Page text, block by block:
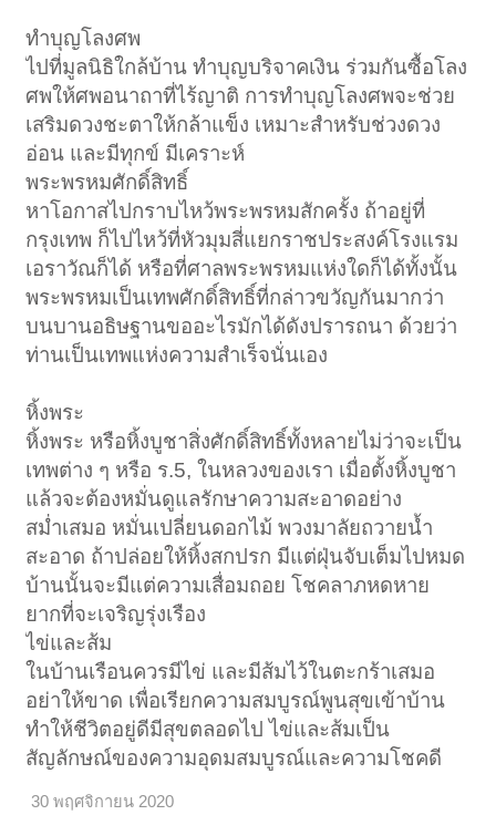
ทำบุญโลงศพ
ไปที่มูลนิธิใกล้บ้าน ทำบุญบริจาคเงิน ร่วมกันซื้อโลง
ศพให้ศพอนาถาที่ไร้ญาติ การทำบุญโลงศพจะช่วย
เสริมดวงชะตาให้กล้าแข็ง เหมาะสำหรับช่วงดวง
อ่อน และมีทุกข์ มีเคราะห์
พระพรหมศักดิ์สิทธิ์
หาโอกาสไปกราบไหว้พระพรหมสักครั้ง ถ้าอยู่ที่
กรุงเทพ ก็ไปไหว้ที่หัวมุมสี่แยกราชประสงค์โรงแรม
เอราวัณก็ได้ หรือที่ศาลพระพรหมแห่งใดก็ได้ทั้งนั้น
พระพรหมเป็นเทพศักดิ์สิทธิ์ที่กล่าวขวัญกันมากว่า
บนบานอธิษฐานขออะไรมักได้ดังปรารถนา ด้วยว่า
ท่านเป็นเทพแห่งความสำเร็จนั่นเอง
หิ้งพระ
หิ้งพระ หรือหิ้งบูชาสิ่งศักดิ์สิทธิ์ทั้งหลายไม่ว่าจะเป็น
เทพต่าง ๆ หรือ ร.5, ในหลวงของเรา เมื่อตั้งหิ้งบูชา
แล้วจะต้องหมั่นดูแลรักษาความสะอาดอย่าง
สม่ำเสมอ หมั่นเปลี่ยนดอกไม้ พวงมาลัยถวายน้ำ
สะอาด ถ้าปล่อยให้หิ้งสกปรก มีแต่ฝุ่นจับเต็มไปหมด
บ้านนั้นจะมีแต่ความเสื่อมถอย โชคลาภหดหาย
ยากที่จะเจริญรุ่งเรือง
ไข่และส้ม
ในบ้านเรือนควรมีไข่ และมีส้มไว้ในตะกร้าเสมอ
อย่าให้ขาด เพื่อเรียกความสมบูรณ์พูนสุขเข้าบ้าน
ทำให้ชีวิตอยู่ดีมีสุขตลอดไป ไข่และส้มเป็น
สัญลักษณ์ของความอุดมสมบูรณ์และความโชคดี
30 พฤศจิกายน 2020